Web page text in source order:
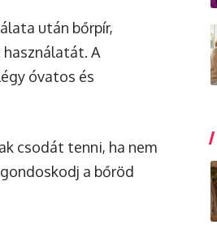
után bőrpír,
A
óvatos és
csodát tenni, ha nem
a bőröd